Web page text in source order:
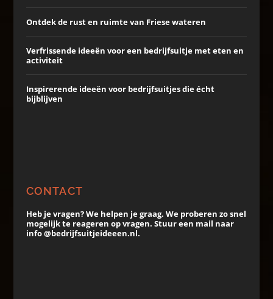
Ontdek de rust en ruimte van Friese wateren
Verfrissende ideeën voor een bedrijfsuitje met eten en
activiteit
Inspirerende ideeën voor bedrijfsuitjes die écht
bijblijven
CONTACT
Heb je vragen? We helpen je graag. We proberen zo snel
mogelijk te reageren op vragen. Stuur een mail naar
info @bedrijfsuitjeideeen.nl.